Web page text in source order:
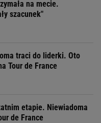
na mecie.
szacunek"
traci do liderki. Oto
Tour de France
etapie. Niewiadoma
de France